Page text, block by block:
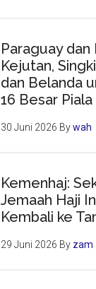
Paraguay
Kejutan,
dan Belanda
16 Besar
30 Juni 2026 Bywah
Kemenhaj:
Jemaah Haji
Kembali ke
29 Juni 2026 By zam